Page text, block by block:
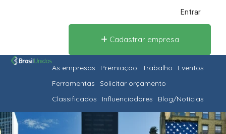
Entrar
Cadastrar empresa
As empresas Premiação Trabalho
Eventos
Ferramentas
Solicitar orçamento
Classificados
Influenciadores Blog/Notícias